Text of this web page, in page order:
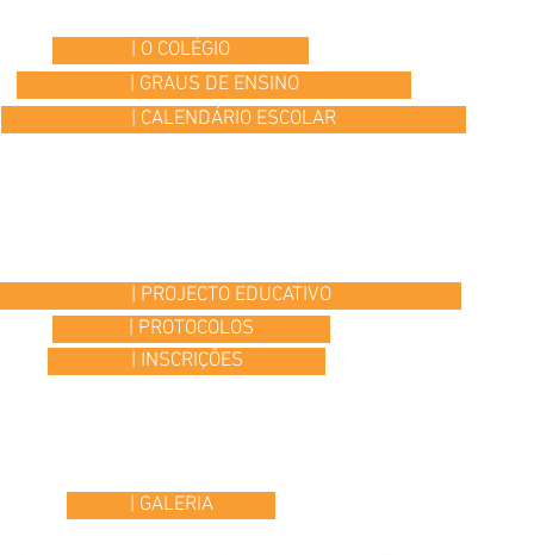
| O COLÉGIO
| GRAUS DE ENSINO
| CALENDÁRIO ESCOLAR
| PROJECTO EDUCATIVO
| PROTOCOLOS
| INSCRIÇÕES
| GALERIA